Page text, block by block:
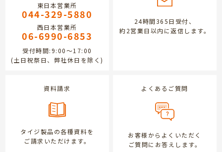
東日本営業所
044-329-5880
西日本営業所
06-6990-6853
受付時間:9:00～17:00
(土日祝祭日、弊社休日を除く)
24時間365日受付、
約2営業日以内に返信します。
資料請求
タイジ製品の各種資料を
ご請求いただけます。
よくあるご質問
お客様からよくいただく
ご質問にお答えします。